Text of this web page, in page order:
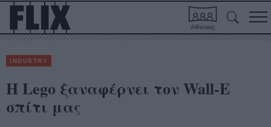
Αίθουσες
INDUSTRY
Η Lego ξαναφέρνει τον Wall-E
σπίτι μας